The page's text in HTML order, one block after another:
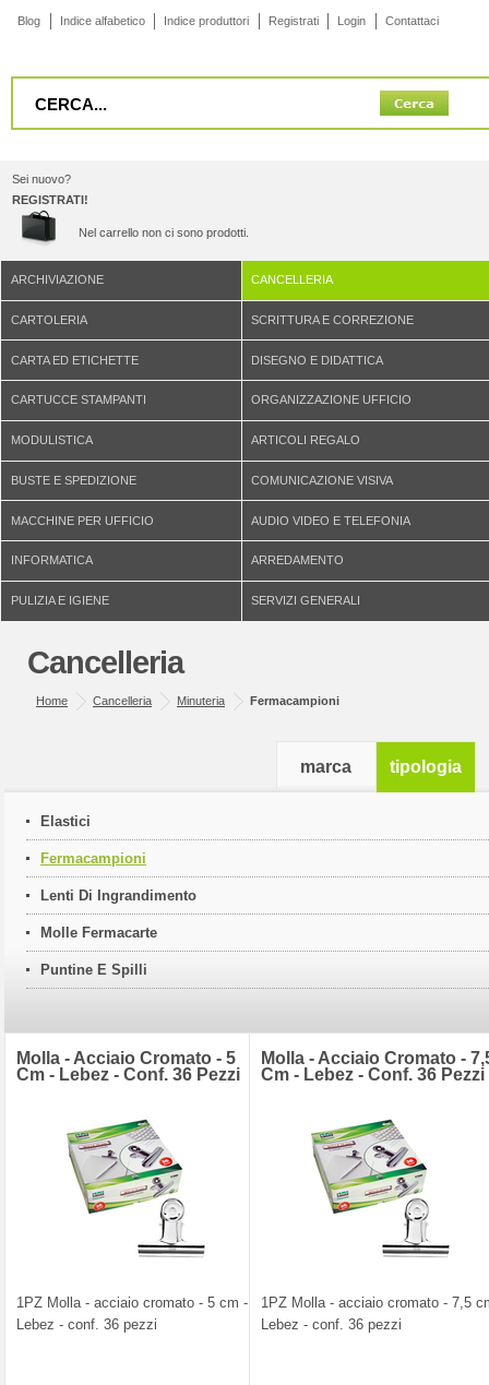
Blog Indice alfabetico Indice produttori Registrati Login Contattaci
Sei nuovo?
REGISTRATI!
Nel carrello non ci sono prodotti.
ARCHIVIAZIONE CANCELLERIA
CARTOLERIA SCRITTURA E CORREZIONE
CARTA ED ETICHETTE DISEGNO E DIDATTICA
CARTUCCE STAMPANTI ORGANIZZAZIONE UFFICIO
MODULISTICA ARTICOLI REGALO
BUSTE E SPEDIZIONE COMUNICAZIONE VISIVA
MACCHINE PER UFFICIO AUDIO VIDEO E TELEFONIA
INFORMATICA ARREDAMENTO
PULIZIA E IGIENE SERVIZI GENERALI
Cancelleria
Home Cancelleria Minuteria Fermacampioni
tipologia
Elastici
Fermacampioni
Lenti Di Ingrandimento
Molle Fermacarte
Puntine E Spilli
marca
Molla - Acciaio Cromato - 5
Cm - Lebez - Conf. 36 Pezzi
1PZ Molla - acciaio cromato - 5 cm -
Lebez - conf. 36 pezzi
Molla - Acciaio Cromato -
Cm - Lebez - Conf. 36 Pezzi
1PZ Molla - acciaio cromato - 7,5
Lebez - conf. 36 pezzi